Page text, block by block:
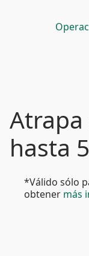
hasta
*Válido sólo
obtener más